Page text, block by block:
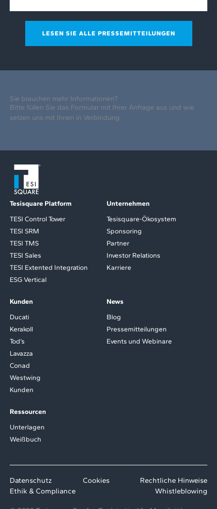
LESEN SIE ALLE PRESSEMITTEILUNGEN
Sie brauchen mehr Informationen?
Bitte füllen Sie das Formular mit Ihrer Anfrage aus und wie
setzen uns mit Ihnen in Verbindung
Tesisquare Platform
TESI Control Tower
TESI SRM
TESI TMS
TESI Sales
TESI Extented Integration
ESG Vertical
Unternehmen
Tesisquare-Ökosystem
Sponsoring
Partner
Investor Relations
Karriere
Kunden
Ducati
Kerakoll
Tod’s
Lavazza
Conad
Westwing
Kunden
News
Blog
Pressemitteilungen
Events und Webinare
Ressourcen
Unterlagen
Weißbuch
Datenschutz Cookies
Rechtliche Hinweise
Ethik & Compliance
Whistleblowing